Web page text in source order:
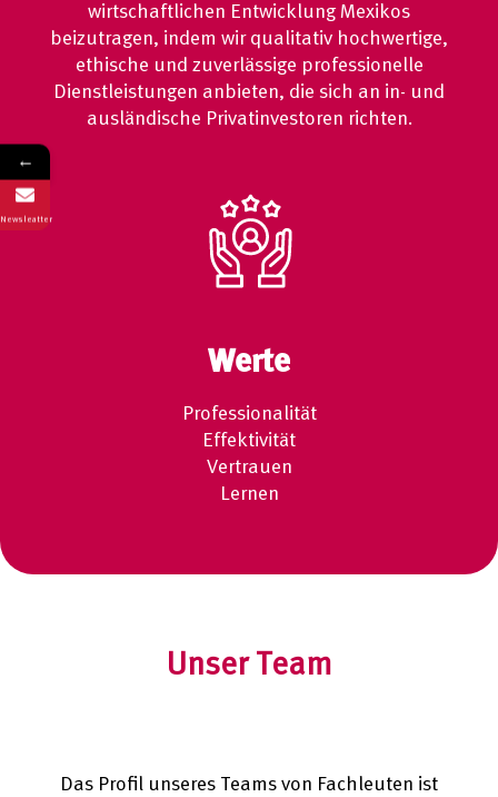
wirtschaftlichen Entwicklung Mexikos
beizutragen, indem wir qualitativ hochwertige,
ethische und zuverlässige professionelle
Dienstleistungen anbieten, die sich an in- und
ausländische Privatinvestoren richten.
Werte
Professionalität
Effektivität
Vertrauen
Lernen
Unser Team
Das Profil unseres Teams von Fachleuten ist
←
Newsleatter